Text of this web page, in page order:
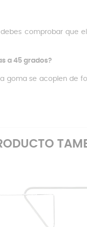
debes comprobar que
a 45 grados?
goma se acoplen de